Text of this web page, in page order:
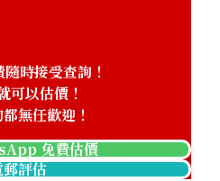
時接受查詢！
可以估價！
無任歡迎！
免費估價
郵評估